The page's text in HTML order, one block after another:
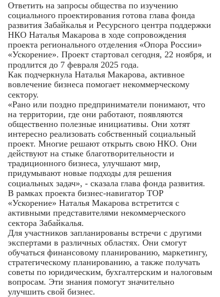
Ответить на запросы общества по изучению
социального проектирования готова глава фонда
развития Забайкалья и Ресурсного центра поддержки
НКО Наталья Макарова в ходе сопровождения
проекта регионального отделения «Опора России»
«Ускорение». Проект стартовал сегодня, 22 ноября, и
продлится до 7 февраля 2025 года.
Как подчеркнула Наталья Макарова, активное
вовлечение бизнеса помогает некоммерческому
сектору.
«Рано или поздно предприниматели понимают, что
на территории, где они работают, появляются
общественно полезные инициативы. Они хотят
интересно реализовать собственный социальный
проект. Многие решают открыть свою НКО. Они
действуют на стыке благотворительности и
традиционного бизнеса, улучшают мир,
придумывают новые подходы для решения
социальных задач», - сказала глава фонда развития.
В рамках проекта бизнес-навигатор ТОР
«Ускорение» Наталья Макарова встретится с
активными представителями некоммерческого
сектора Забайкалья.
Для участников запланированы встречи с другими
экспертами в различных областях. Они смогут
обучаться финансовому планированию, маркетингу,
стратегическому планированию, а также получать
советы по юридическим, бухгалтерским и налоговым
вопросам. Эти знания помогут значительно
улучшить свой бизнес.